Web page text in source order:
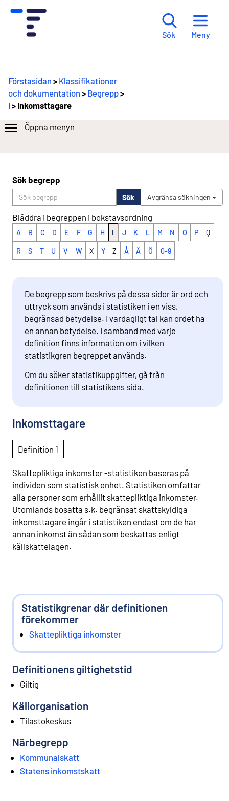
Sök Meny
Förstasidan > Klassifikationer
och dokumentation > Begrepp>
I > Inkomsttagare
Öppna menyn
Sök begrepp
Sök Avgränsa sökningen
Bläddra i begreppen i bokstavsordning
A B C D E F G H I J K L M N O P Q
R S T U V W X Y Z Å Ä Ö 0-9
De begrepp som beskrivs på dessa sidor är ord och
uttryck som används i statistiken i en viss,
begränsad betydelse. I vardagligt tal kan ordet ha
en annan betydelse. I samband med varje
definition finns information om i vilken
statistikgren begreppet används.
Om du söker statistikuppgifter, gå från
definitionen till statistikens sida.
Inkomsttagare
Definition 1
Skattepliktiga inkomster -statistiken baseras på
individen som statistisk enhet. Statistiken omfattar
alla personer som erhållit skattepliktiga inkomster.
Utomlands bosatta s.k. begränsat skattskyldiga
inkomsttagare ingår i statistiken endast om de har
annan inkomst än sådan som beskattas enligt
källskattelagen.
Statistikgrenar där definitionen
förekommer
Skattepliktiga inkomster
Definitionens giltighetstid
Giltig
Källorganisation
Tilastokeskus
Närbegrepp
Kommunalskatt
Statens inkomstskatt